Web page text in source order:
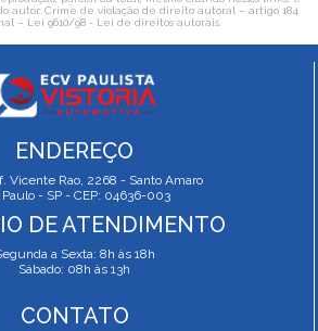
autor. Crime de violação de direito autoral – artigo 184
– Lei 9610/98 - Lei de direitos autorais.
ENDEREÇO
Vicente Rao, 2268 - Santo Amaro
Paulo - SP - CEP: 04636-003
DE ATENDIMENTO
a Sexta: 8h às 18h
Sábado: 08h às 13h
CONTATO